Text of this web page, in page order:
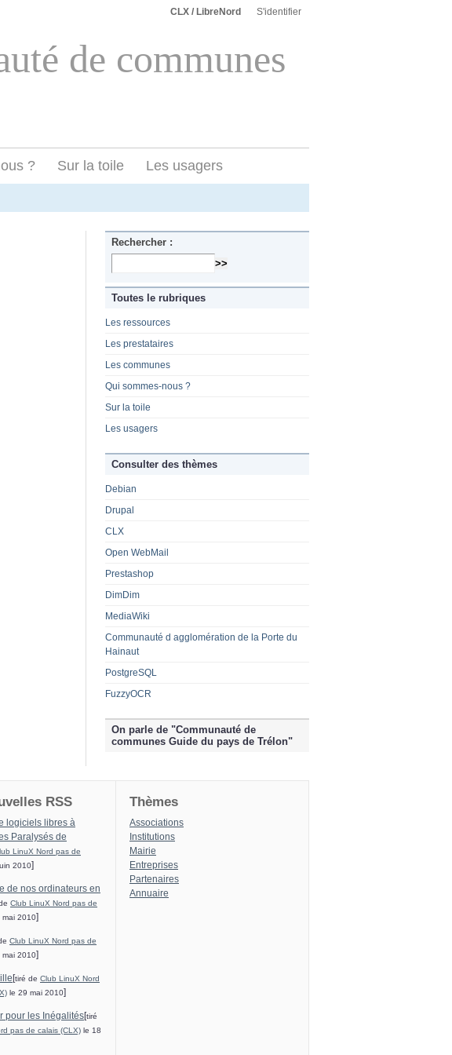
CLX / LibreNord S'identifier
de communes
? Sur la toile Les usagers
Rechercher :
Toutes le rubriques
Les ressources
Les prestataires
Les communes
Qui sommes-nous ?
Sur la toile
Les usagers
Consulter des thèmes
Debian
Drupal
CLX
Open WebMail
Prestashop
DimDim
MediaWiki
Communauté d agglomération de la Porte du
Hainaut
PostgreSQL
FuzzyOCR
On parle de "Communauté de
communes Guide du pays de Trélon"
RSS
logiciels libres à
Paralysés de
LinuX Nord pas de
2010]
de nos ordinateurs en
Club LinuX Nord pas de
mai 2010]
Club LinuX Nord pas de
mai 2010]
[tiré de Club LinuX Nord
le 29 mai 2010]
pour les Inégalités[tiré
pas de calais (CLX) le 18
Thèmes
Associations
Institutions
Mairie
Entreprises
Partenaires
Annuaire